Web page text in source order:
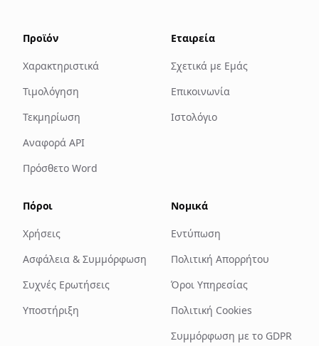
Προϊόν
Χαρακτηριστικά
Τιμολόγηση
Τεκμηρίωση
Αναφορά API
Πρόσθετο Word
Εταιρεία
Σχετικά με Εμάς
Επικοινωνία
Ιστολόγιο
Πόροι
Χρήσεις
Ασφάλεια & Συμμόρφωση
Συχνές Ερωτήσεις
Υποστήριξη
Νομικά
Εντύπωση
Πολιτική Απορρήτου
Όροι Υπηρεσίας
Πολιτική Cookies
Συμμόρφωση με το GDPR